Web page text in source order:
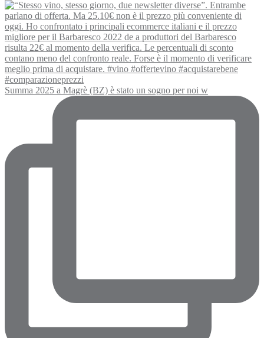
Summa 2025 a Magrè (BZ) è stato un sogno per noi w